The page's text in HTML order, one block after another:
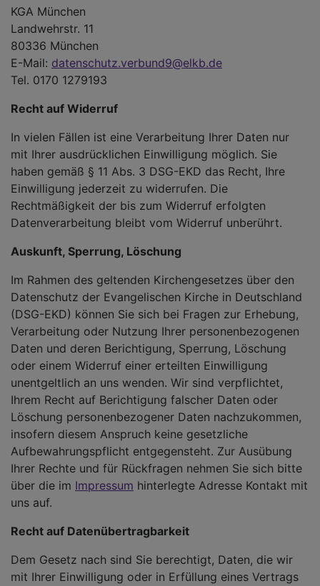
KGA München
Landwehrstr. 11
80336 München
E-Mail: datenschutz.verbund9@elkb.de
Tel. 0170 1279193
Recht auf Widerruf
In vielen Fällen ist eine Verarbeitung Ihrer Daten nur
mit Ihrer ausdrücklichen Einwilligung möglich. Sie
haben gemäß § 11 Abs. 3 DSG-EKD das Recht, Ihre
Einwilligung jederzeit zu widerrufen. Die
Rechtmäßigkeit der bis zum Widerruf erfolgten
Datenverarbeitung bleibt vom Widerruf unberührt.
Auskunft, Sperrung, Löschung
Im Rahmen des geltenden Kirchengesetzes über den
Datenschutz der Evangelischen Kirche in Deutschland
(DSG-EKD) können Sie sich bei Fragen zur Erhebung,
Verarbeitung oder Nutzung Ihrer personenbezogenen
Daten und deren Berichtigung, Sperrung, Löschung
oder einem Widerruf einer erteilten Einwilligung
unentgeltlich an uns wenden. Wir sind verpflichtet,
Ihrem Recht auf Berichtigung falscher Daten oder
Löschung personenbezogener Daten nachzukommen,
insofern diesem Anspruch keine gesetzliche
Aufbewahrungspflicht entgegensteht. Zur Ausübung
Ihrer Rechte und für Rückfragen nehmen Sie sich bitte
über die im Impressum hinterlegte Adresse Kontakt mit
uns auf.
Recht auf Datenübertragbarkeit
Dem Gesetz nach sind Sie berechtigt, Daten, die wir
mit Ihrer Einwilligung oder in Erfüllung eines Vertrags